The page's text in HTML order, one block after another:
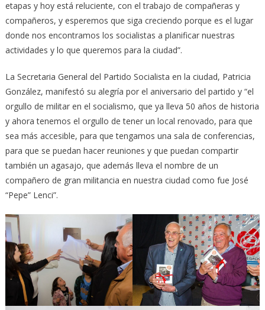
etapas y hoy está reluciente, con el trabajo de compañeras y
compañeros, y esperemos que siga creciendo porque es el lugar
donde nos encontramos los socialistas a planificar nuestras
actividades y lo que queremos para la ciudad”.
La Secretaria General del Partido Socialista en la ciudad, Patricia
González, manifestó su alegría por el aniversario del partido y “el
orgullo de militar en el socialismo, que ya lleva 50 años de historia
y ahora tenemos el orgullo de tener un local renovado, para que
sea más accesible, para que tengamos una sala de conferencias,
para que se puedan hacer reuniones y que puedan compartir
también un agasajo, que además lleva el nombre de un
compañero de gran militancia en nuestra ciudad como fue José
“Pepe” Lenci”.